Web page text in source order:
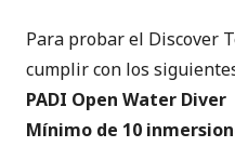
Para probar el Discover
cumplir con los
PADI Open Water Diver
Mínimo de 10